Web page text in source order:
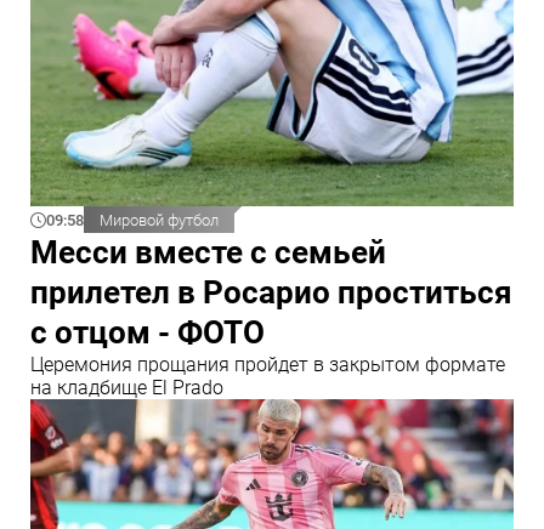
09:58 Мировой футбол
Месси вместе с семьей
прилетел в Росарио проститься
с отцом - ФОТО
Церемония прощания пройдет в закрытом формате
на кладбище El Prado